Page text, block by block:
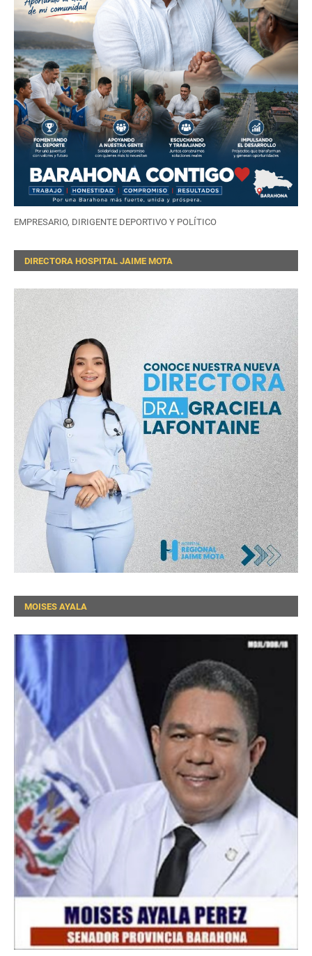
EMPRESARIO, DIRIGENTE DEPORTIVO Y POLÍTICO
DIRECTORA HOSPITAL JAIME MOTA
MOISES AYALA